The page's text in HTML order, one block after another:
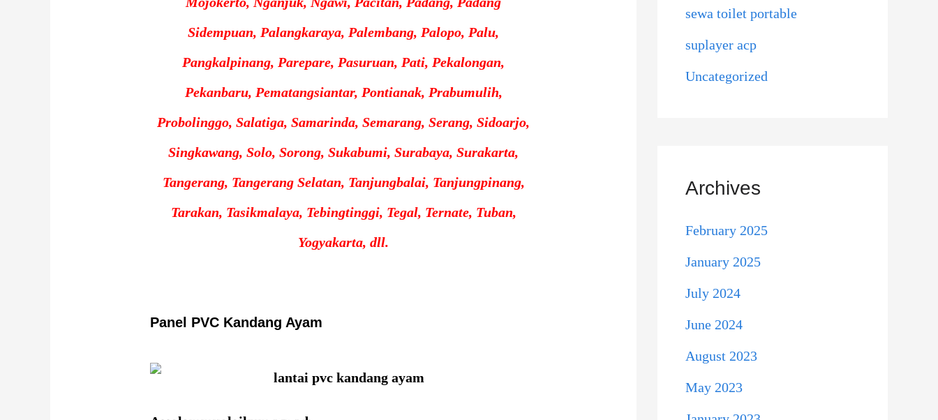
Sidempuan, Palangkaraya, Palembang, Palopo, Palu,
Pangkalpinang, Parepare, Pasuruan, Pati, Pekalongan,
Pekanbaru, Pematangsiantar, Pontianak, Prabumulih,
Probolinggo, Salatiga, Samarinda, Semarang, Serang, Sidoarjo,
Singkawang, Solo, Sorong, Sukabumi, Surabaya, Surakarta,
Tangerang, Tangerang Selatan, Tanjungbalai, Tanjungpinang,
Tarakan, Tasikmalaya, Tebingtinggi, Tegal, Ternate, Tuban,
Yogyakarta, dll.
Panel PVC Kandang Ayam
sewa toilet portable
suplayer acp
Uncategorized
Archives
February 2025
January 2025
July 2024
June 2024
August 2023
May 2023